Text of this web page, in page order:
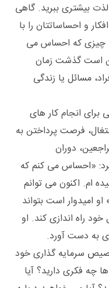
بیشتری ببرید. گاهی
و احساساتتان را با
چیزی که احساس می‌
است گذشت زمان
مسائل یا زندگی
برای انجام کار های
فرصت پرداختن به
دوران
«احساس می ‌کنم که
ام. اکنون می‌ توانم
امیدوار است بتواند
راه ‌اندازی کند. او
به دست آورد.
سرمایه ‌گذاری خود
چه فکری دارید؟ آیا